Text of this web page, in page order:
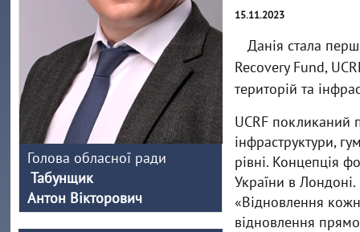
15.11.2023
Данія стала
Recovery Fund,
територій та
UCRF покликаний
інфраструктури,
рівні. Концепція
України в Лондоні.
«Відновлення
відновлення
Голова обласної ради
Табунщик
Антон Вікторович